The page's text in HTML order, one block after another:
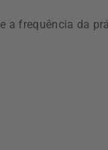
a frequência da